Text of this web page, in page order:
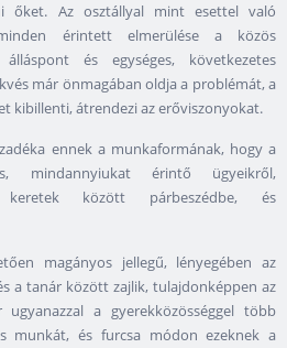
őket. Az osztállyal mint esettel való
érintett elmerülése a közös
és egységes, következetes
már önmagában oldja a problémát, a
kibillenti, átrendezi az erőviszonyokat.
ennek a munkaformának, hogy a
mindannyiukat érintő ügyeikről,
keretek között párbeszédbe, és
magányos jellegű, lényegében az
a tanár között zajlik, tulajdonképpen az
a gyerekközösséggel több
munkát, és furcsa módon ezeknek a